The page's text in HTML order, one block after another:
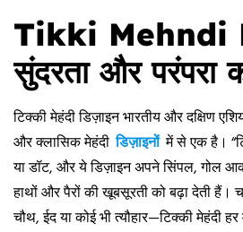
Tikki Mehndi
सुंदरता और परंपरा
टिक्की मेहंदी डिज़ाइन भारतीय और दक्षिण
और क्लासिक मेहंदी डिज़ाइनों में से एक है।
या डॉट, और ये डिज़ाइन अपने सिंपल, गोल
हाथों और पैरों की खूबसूरती को बढ़ा देती हैं।
चौथ, ईद या कोई भी त्यौहार—टिक्की मेहंदी